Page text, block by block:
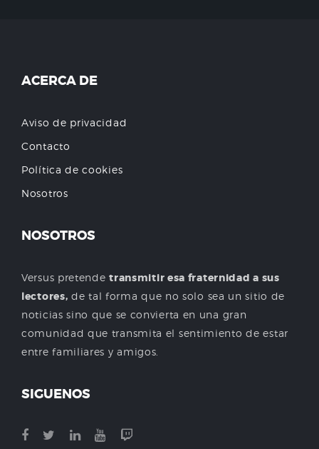
ACERCA DE
Aviso de privacidad
Contacto
Política de cookies
Nosotros
NOSOTROS
Versus pretendetransmitir esa fraternidad a sus
lectores, de tal forma que no solo sea un sitio de
noticias sino que se convierta en una gran
comunidad que transmita el sentimiento de estar
entre familiares y amigos.
SIGUENOS